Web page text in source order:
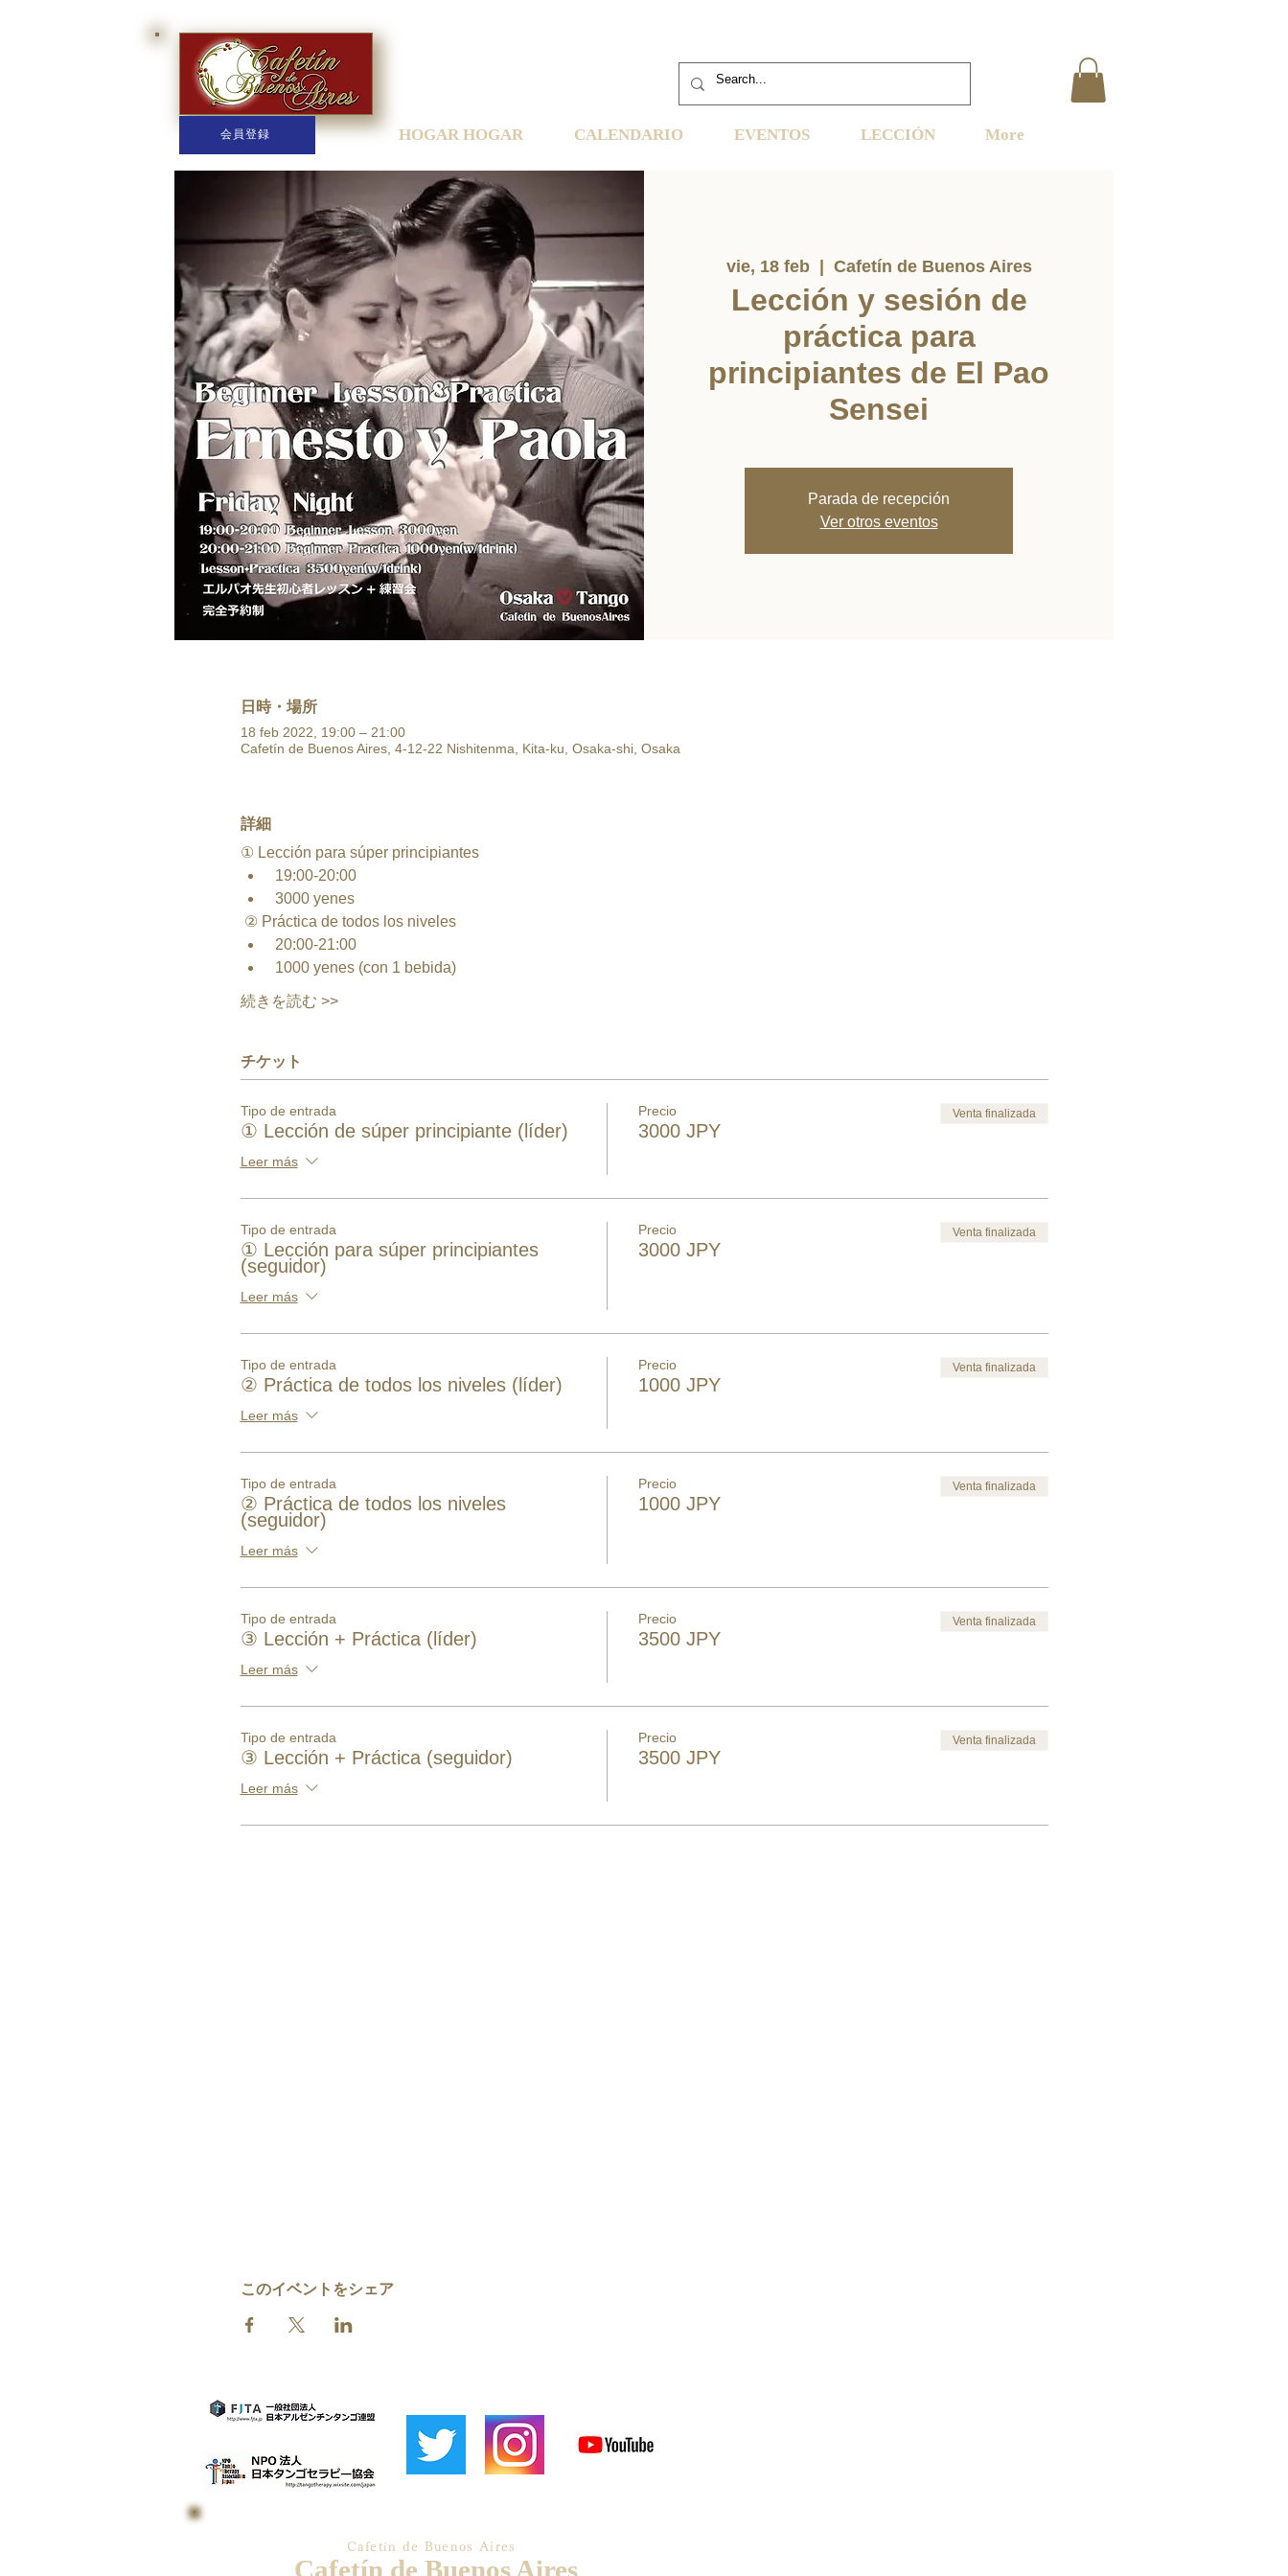
会員登録 HOGAR HOGAR CALENDARIO EVENTOS LECCIÓN More
vie, 18 feb
  |
Cafetín de Buenos Aires
Lección y sesión de
práctica para
principiantes de El Pao
Sensei
Parada de recepción
Ver otros eventos
日時・場所
18 feb 2022, 19:00 – 21:00
Cafetín de Buenos Aires, 4-12-22 Nishitenma, Kita-ku, Osaka-shi, Osaka
詳細
① Lección para súper principiantes
19:00-20:00
3000 yenes
② Práctica de todos los niveles
20:00-21:00
1000 yenes (con 1 bebida)
続きを読む >>
チケット
Tipo de entrada
① Lección de súper principiante (líder)
Leer más
Precio
3000 JPY
Venta finalizada
Tipo de entrada
① Lección para súper principiantes
(seguidor)
Leer más
Precio
3000 JPY
Venta finalizada
Tipo de entrada
② Práctica de todos los niveles (líder)
Leer más
Precio
1000 JPY
Venta finalizada
Tipo de entrada
② Práctica de todos los niveles
(seguidor)
Leer más
Precio
1000 JPY
Venta finalizada
Tipo de entrada
③ Lección + Práctica (líder)
Leer más
Precio
3500 JPY
Venta finalizada
Tipo de entrada
③ Lección + Práctica (seguidor)
Leer más
Precio
3500 JPY
Venta finalizada
このイベントをシェア
Cafetín de Buenos Aires
Cafetín de Buenos Aires